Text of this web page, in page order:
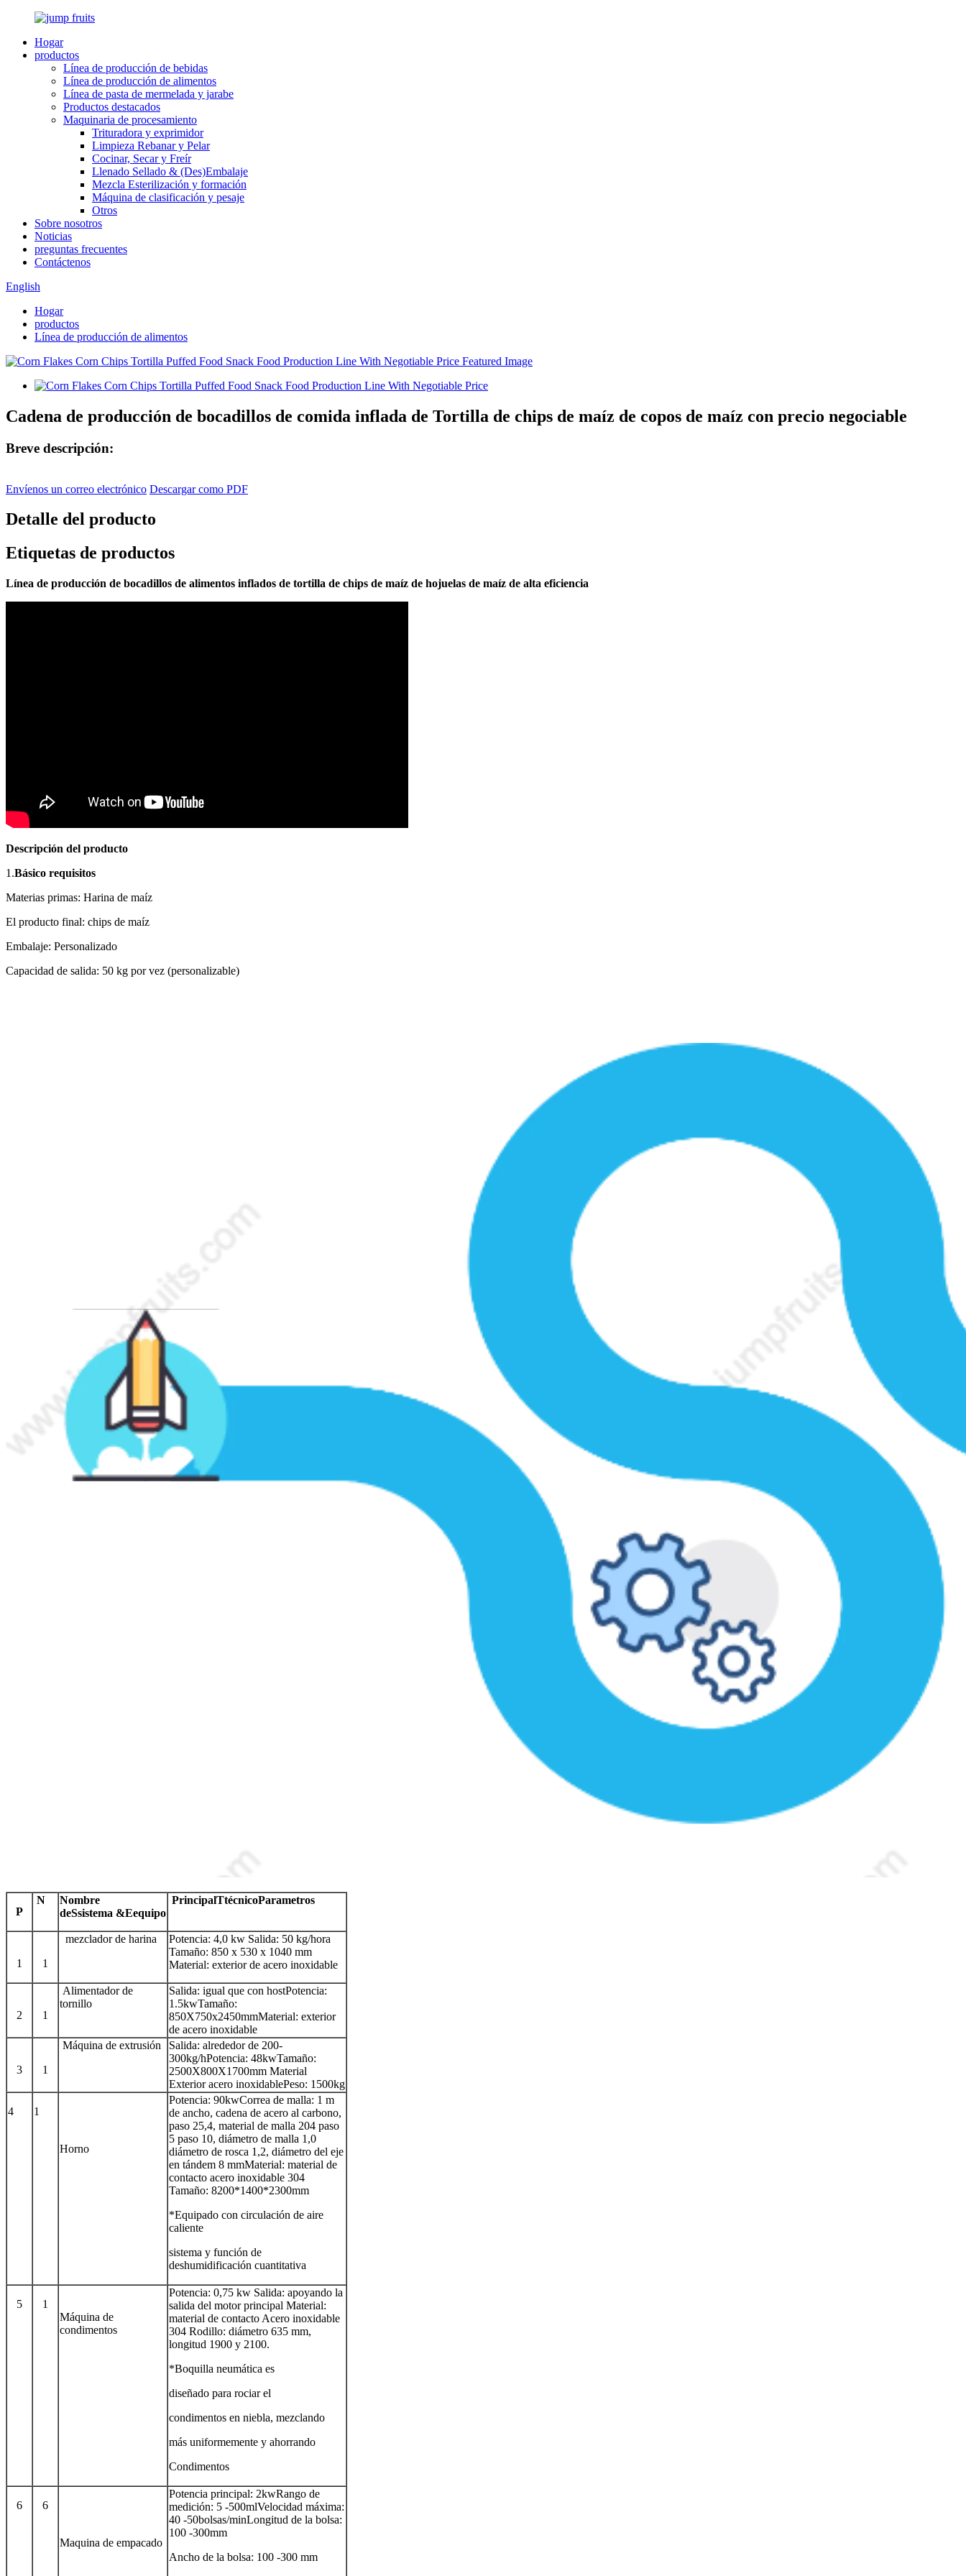
Hogar
productos
Línea de producción de bebidas
Línea de producción de alimentos
Línea de pasta de mermelada y jarabe
Productos destacados
Maquinaria de procesamiento
Trituradora y exprimidor
Limpieza Rebanar y Pelar
Cocinar, Secar y Freír
Llenado Sellado & (Des)Embalaje
Mezcla Esterilización y formación
Máquina de clasificación y pesaje
Otros
Sobre nosotros
Noticias
preguntas frecuentes
Contáctenos
English
Hogar
productos
Línea de producción de alimentos
Cadena de producción de bocadillos de comida inflada de Tortilla de chips de maíz de copos de maíz con precio negociable
Breve descripción:
Envíenos un correo electrónico Descargar como PDF
Detalle del producto
Etiquetas de productos
Línea de producción de bocadillos de alimentos inflados de tortilla de chips de maíz de hojuelas de maíz de alta eficiencia
Descripción del producto
1.Básico requisitos
Materias primas: Harina de maíz
El producto final: chips de maíz
Embalaje: Personalizado
Capacidad de salida: 50 kg por vez (personalizable)
P
N
Nombre
deSsistema &Eequipo
PrincipalTtécnicoParametros
1 1
mezclador de harina
Potencia: 4,0 kw Salida: 50 kg/hora
Tamaño: 850 x 530 x 1040 mm
Material: exterior de acero inoxidable
2 1
Alimentador de
tornillo
Salida: igual que con hostPotencia:
1.5kwTamaño:
850X750x2450mmMaterial: exterior
de acero inoxidable
3 1
Máquina de extrusión
Salida: alrededor de 200-
300kg/hPotencia: 48kwTamaño:
2500X800X1700mm Material
Exterior acero inoxidablePeso: 1500kg
4 1
Horno
Potencia: 90kwCorrea de malla: 1 m
de ancho, cadena de acero al carbono,
paso 25,4, material de malla 204 paso
5 paso 10, diámetro de malla 1,0
diámetro de rosca 1,2, diámetro del eje
en tándem 8 mmMaterial: material de
contacto acero inoxidable 304
Tamaño: 8200*1400*2300mm
*Equipado con circulación de aire
caliente
sistema y función de
deshumidificación cuantitativa
5
1
Máquina de
condimentos
Potencia: 0,75 kw Salida: apoyando la
salida del motor principal Material:
material de contacto Acero inoxidable
304 Rodillo: diámetro 635 mm,
longitud 1900 y 2100.
*Boquilla neumática es
diseñado para rociar el
condimentos en niebla, mezclando
más uniformemente y ahorrando
Condimentos
6 6
Maquina de empacado
Potencia principal: 2kwRango de
medición: 5 -500mlVelocidad máxima:
40 -50bolsas/minLongitud de la bolsa:
100 -300mm
Ancho de la bolsa: 100 -300 mm